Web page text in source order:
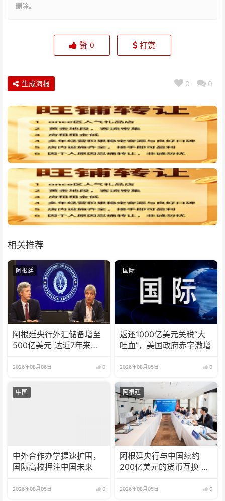
删除。
赞 0 打赏
0 0
生成海报
相关推荐
阿根廷
阿根廷央行外汇储备增至
500亿美元 达近7年来最
2026年08月06日 0
国际
返还1000亿美元关税“大
吐血”，美国政府赤字激增
2026年08月05日 0
中国
中外合作办学提速扩围，
国际高校押注中国未来
2026年08月05日 0
阿根廷
阿根廷央行与中国续约
200亿美元的货币互换 有
2026年08月05日 0